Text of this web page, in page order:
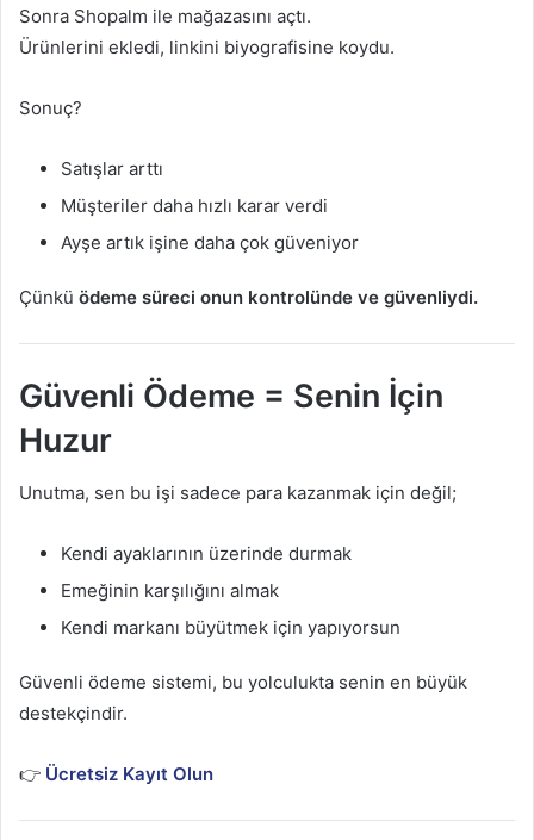
Sonra Shopalm ile mağazasını açtı.
Ürünlerini ekledi, linkini biyografisine koydu.
Sonuç?
Satışlar arttı
Müşteriler daha hızlı karar verdi
Ayşe artık işine daha çok güveniyor
Çünkü ödeme süreci onun kontrolünde ve güvenliydi.
Güvenli Ödeme = Senin İçin
Huzur
Unutma, sen bu işi sadece para kazanmak için değil;
Kendi ayaklarının üzerinde durmak
Emeğinin karşılığını almak
Kendi markanı büyütmek için yapıyorsun
Güvenli ödeme sistemi, bu yolculukta senin en büyük
destekçindir.
👉 Ücretsiz Kayıt Olun